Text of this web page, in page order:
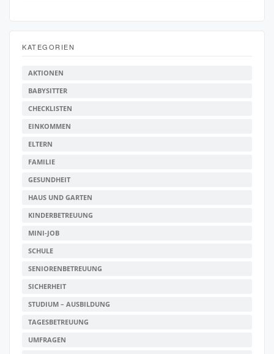
KATEGORIEN
AKTIONEN
BABYSITTER
CHECKLISTEN
EINKOMMEN
ELTERN
FAMILIE
GESUNDHEIT
HAUS UND GARTEN
KINDERBETREUUNG
MINI-JOB
SCHULE
SENIORENBETREUUNG
SICHERHEIT
STUDIUM – AUSBILDUNG
TAGESBETREUUNG
UMFRAGEN